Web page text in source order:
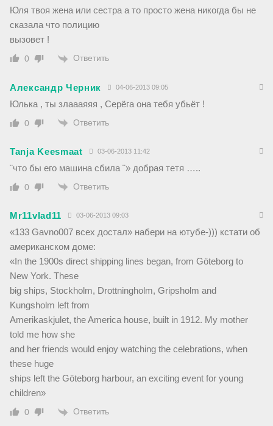
Юля твоя жена или сестра а то просто жена никогда бы не
сказала что полицию
вызовет !
0 Ответить
Александр Черник 04-06-2013 09:05
Юлька , ты злаааяяя , Серёга она тебя убьёт !
0 Ответить
Tanja Keesmaat 03-06-2013 11:42
¨что бы его машина сбила ¨» добрая тетя …..
0 Ответить
Mr11vlad11 03-06-2013 09:03
«133 Gavno007 всех достал» набери на ютубе-))) кстати об
американском доме:
«In the 1900s direct shipping lines began, from Göteborg to
New York. These
big ships, Stockholm, Drottningholm, Gripsholm and
Kungsholm left from
Amerikaskjulet, the America house, built in 1912. My mother
told me how she
and her friends would enjoy watching the celebrations, when
these huge
ships left the Göteborg harbour, an exciting event for young
children»
0 Ответить